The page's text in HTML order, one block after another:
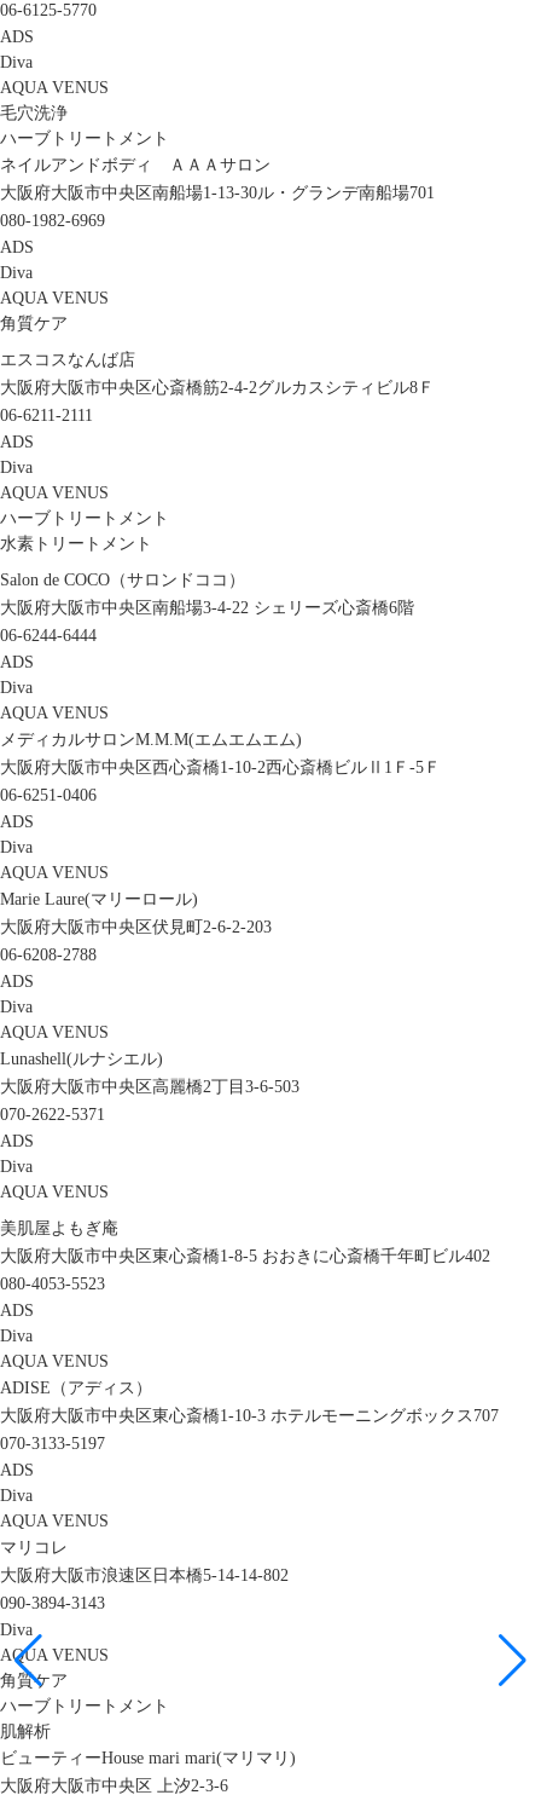
06-6125-5770
ADS
Diva
AQUA VENUS
毛穴洗浄
ハーブトリートメント
ネイルアンドボディ ＡＡＡサロン
大阪府大阪市中央区南船場1-13-30ル・グランデ南船場701
080-1982-6969
ADS
Diva
AQUA VENUS
角質ケア
エスコスなんば店
大阪府大阪市中央区心斎橋筋2-4-2グルカスシティビル8Ｆ
06-6211-2111
ADS
Diva
AQUA VENUS
ハーブトリートメント
水素トリートメント
Salon de COCO（サロンドココ）
大阪府大阪市中央区南船場3-4-22 シェリーズ心斎橋6階
06-6244-6444
ADS
Diva
AQUA VENUS
メディカルサロンM.M.M(エムエムエム)
大阪府大阪市中央区西心斎橋1-10-2西心斎橋ビルⅡ1Ｆ-5Ｆ
06-6251-0406
ADS
Diva
AQUA VENUS
Marie Laure(マリーロール)
大阪府大阪市中央区伏見町2-6-2-203
06-6208-2788
ADS
Diva
AQUA VENUS
Lunashell(ルナシエル)
大阪府大阪市中央区高麗橋2丁目3-6-503
070-2622-5371
ADS
Diva
AQUA VENUS
美肌屋よもぎ庵
大阪府大阪市中央区東心斎橋1-8-5 おおきに心斎橋千年町ビル402
080-4053-5523
ADS
Diva
AQUA VENUS
ADISE（アディス）
大阪府大阪市中央区東心斎橋1-10-3 ホテルモーニングボックス707
070-3133-5197
ADS
Diva
AQUA VENUS
マリコレ
大阪府大阪市浪速区日本橋5-14-14-802
090-3894-3143
Diva
AQUA VENUS
角質ケア
ハーブトリートメント
肌解析
ビューティーHouse mari mari(マリマリ)
大阪府大阪市中央区 上汐2-3-6